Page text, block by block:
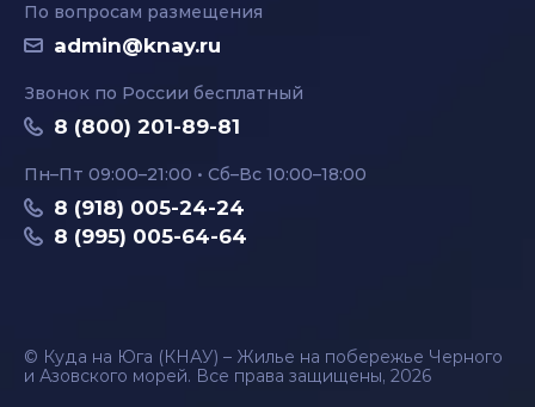
По вопросам размещения
admin@knay.ru
Звонок по России бесплатный
8 (800) 201-89-81
Пн–Пт 09:00–21:00 • Сб–Вс 10:00–18:00
8 (918) 005-24-24
8 (995) 005-64-64
© Куда на Юга (КНАУ) – Жилье на побережье Черного
и Азовского морей. Все права защищены, 2026